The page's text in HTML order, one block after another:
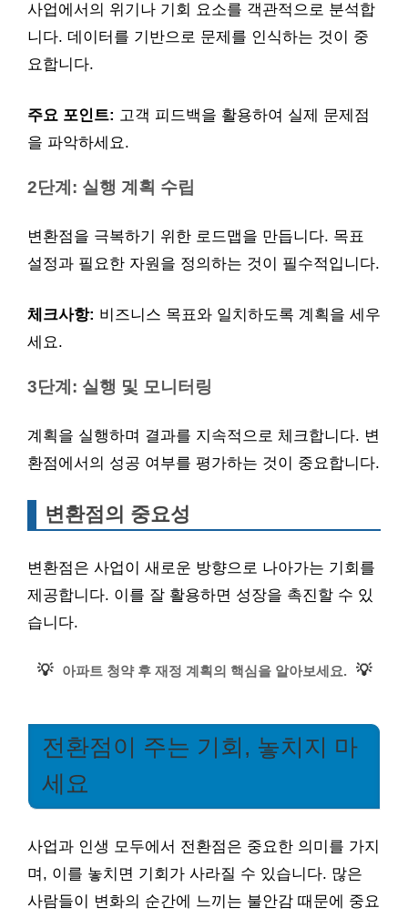
사업에서의 위기나 기회 요소를 객관적으로 분석합
니다. 데이터를 기반으로 문제를 인식하는 것이 중
요합니다.
주요 포인트: 고객 피드백을 활용하여 실제 문제점
을 파악하세요.
2단계: 실행 계획 수립
변환점을 극복하기 위한 로드맵을 만듭니다. 목표
설정과 필요한 자원을 정의하는 것이 필수적입니다.
체크사항: 비즈니스 목표와 일치하도록 계획을 세우
세요.
3단계: 실행 및 모니터링
계획을 실행하며 결과를 지속적으로 체크합니다. 변
환점에서의 성공 여부를 평가하는 것이 중요합니다.
변환점의 중요성
변환점은 사업이 새로운 방향으로 나아가는 기회를
제공합니다. 이를 잘 활용하면 성장을 촉진할 수 있
습니다.
💡 아파트 청약 후 재정 계획의 핵심을 알아보세요. 💡
전환점이 주는 기회, 놓치지 마
세요
사업과 인생 모두에서 전환점은 중요한 의미를 가지
며, 이를 놓치면 기회가 사라질 수 있습니다. 많은
사람들이 변화의 순간에 느끼는 불안감 때문에 중요